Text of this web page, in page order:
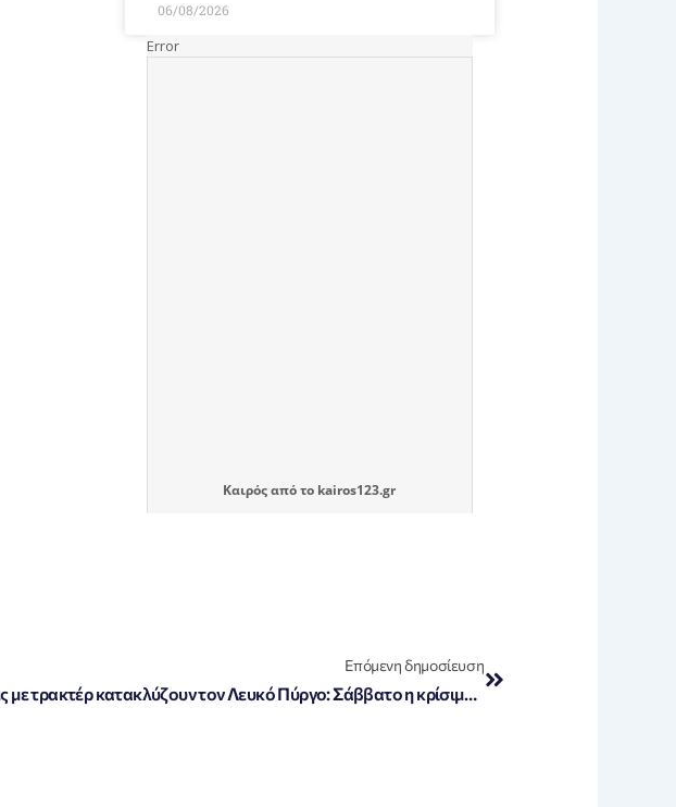
06/08/2026
Καιρόςαπό το kairos123.gr
Επόμενη δημοσίευση
Αγρότες με τρακτέρ κατακλύζουν τον Λευκό Πύργο: Σάββατο η κρίσιμη σύσκεψη 40 μπλόκων!